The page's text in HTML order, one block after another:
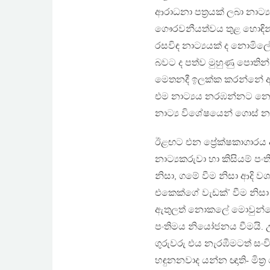
ආරාධනා පත්‍රයක් ලබා
ගෞරවනීයත්වය තුළ හොඳින්
රසවිඳ නාට්‍යයක් ද
බවට ද පත්ව මුහුණු පොතින්
මෙතනදී ඉලක්ක කරන්නේ
එම නාට්‍යය නරඹන්නට
නාට්‍ය විශේෂයෙන් ගොස්
ඊළඟට එන
නාට්‍යකරුවා හා කිසියම්
නිසා, ගමේ වීම නිසා ආදි
එකෙක්ගේ වැඩක්’ වීම
ඇතුලත් නොකලේ මොවුන්ගේ
පංතිමය නියෝජනය වීමයි.
ගුරුවරු එය නැරඹීමටත්
හඳුනනවාද යන්න ඥාති-